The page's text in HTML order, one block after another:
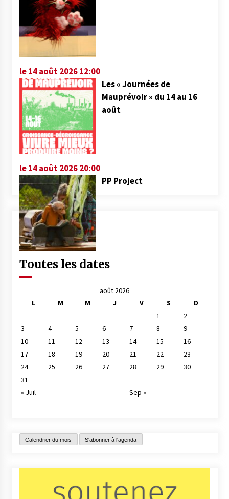
le 14 août 2026 12:00
Les « Journées de
Mauprévoir » du 14 au 16
août
le 14 août 2026 20:00
PP Project
Toutes les dates
août 2026
L
M M J V S
D
1
2
3
4 5 6 7 8
9
10
11 12 13 14 15
16
17
18 19 20 21 22
23
24
25 26 27 28 29
30
31
« Juil
Sep »
Calendrier du mois S'abonner à l'agenda